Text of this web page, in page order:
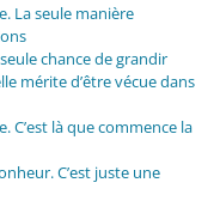
La seule manière
chance de grandir
mérite d’être vécue dans
C’est là que commence la
C’est juste une